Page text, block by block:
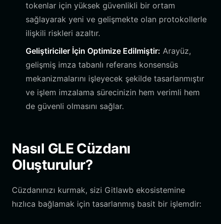
tokenlar için yüksek güvenlikli bir ortam
sağlayarak yeni ve gelişmekte olan protokollerle
ilişkili riskleri azaltır.
Geliştiriciler İçin Optimize Edilmiştir: Arayüz,
gelişmiş imza tabanlı referans konsensüs
mekanizmalarını işleyecek şekilde tasarlanmıştır
ve işlem imzalama sürecinizin hem verimli hem
de güvenli olmasını sağlar.
Nasıl GLE Cüzdanı
Oluşturulur?
Cüzdanınızı kurmak, sizi Gitlawb ekosistemine
hızlıca bağlamak için tasarlanmış basit bir işlemdir: